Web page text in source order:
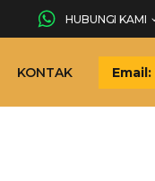
HUBUNGI KAMI
KONTAK Email: